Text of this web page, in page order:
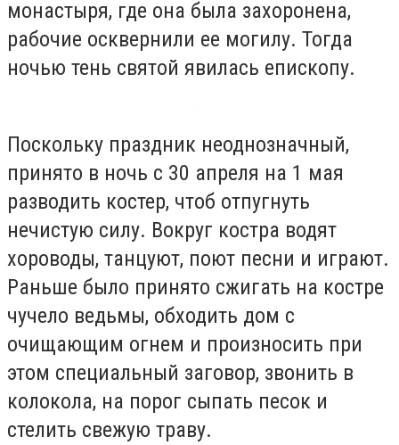
монастыря, где она была захоронена,
рабочие осквернили ее могилу. Тогда
ночью тень святой явилась епископу.
Поскольку праздник неоднозначный,
принято в ночь с 30 апреля на 1 мая
разводить костер, чтоб отпугнуть
нечистую силу. Вокруг костра водят
хороводы, танцуют, поют песни и играют.
Раньше было принято сжигать на костре
чучело ведьмы, обходить дом с
очищающим огнем и произносить при
этом специальный заговор, звонить в
колокола, на порог сыпать песок и
стелить свежую траву.